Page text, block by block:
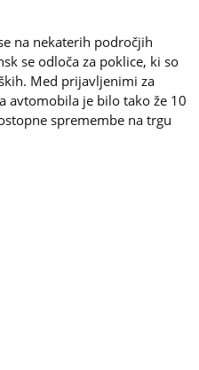
na nekaterih področjih
se odloča za poklice, ki so
Med prijavljenimi za
avtomobila je bilo tako že 10
spremembe na trgu